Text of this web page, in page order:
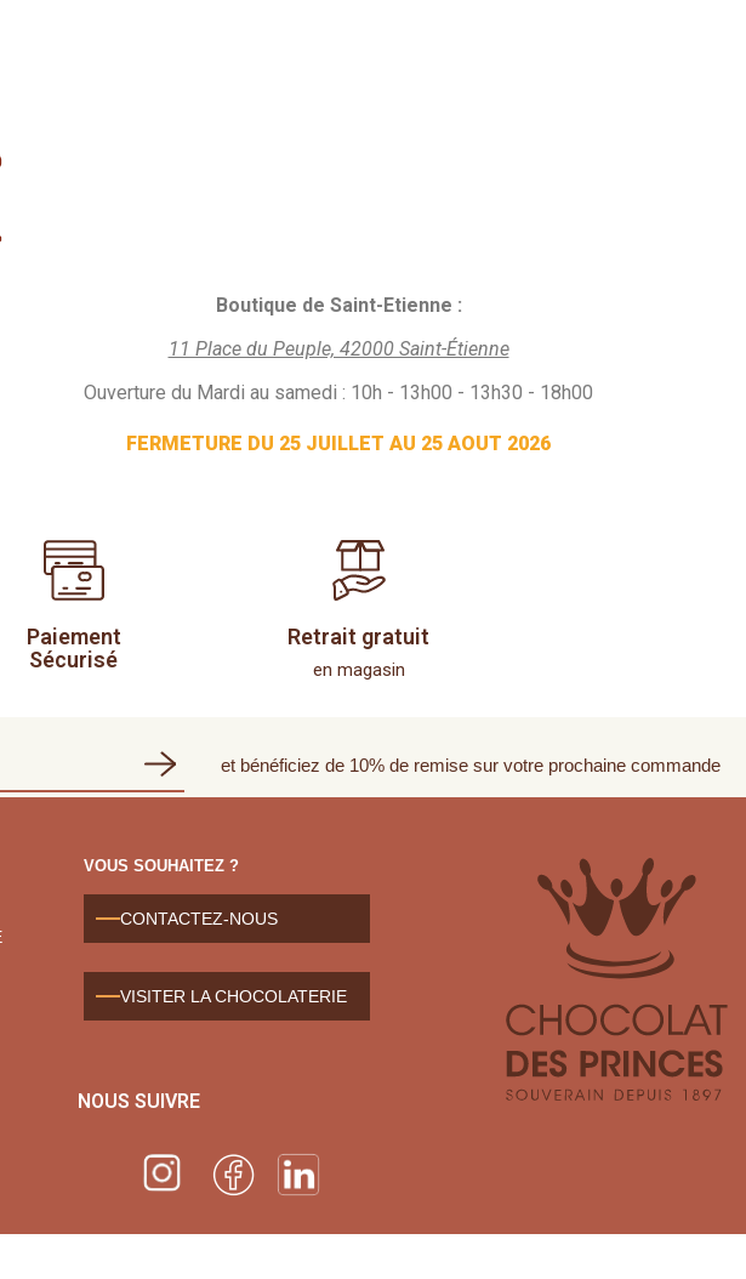
Boutique de Saint-Etienne :
11 Place du Peuple, 42000 Saint-Étienne
Ouverture du Mardi au samedi : 10h - 13h00 - 13h30 - 18h00
FERMETURE DU 25 JUILLET AU 25 AOUT 2026
Paiement
Sécurisé
Retrait gratuit
en magasin
et bénéficiez de 10% de remise sur votre prochaine commande
VOUS SOUHAITEZ ?
CONTACTEZ-NOUS
VISITER LA CHOCOLATERIE
NOUS SUIVRE